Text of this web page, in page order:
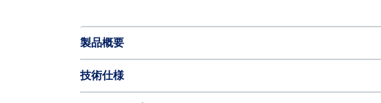
製品概要
技術仕様